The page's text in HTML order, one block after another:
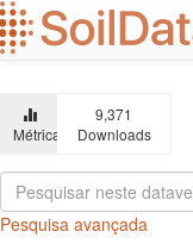
Ir
para
o
principal
Métricas
9,371
Downloads
Pesquisa avançada